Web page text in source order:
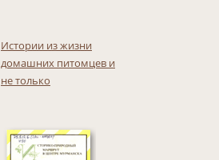
Истории из жизни
домашних питомцев и
не только